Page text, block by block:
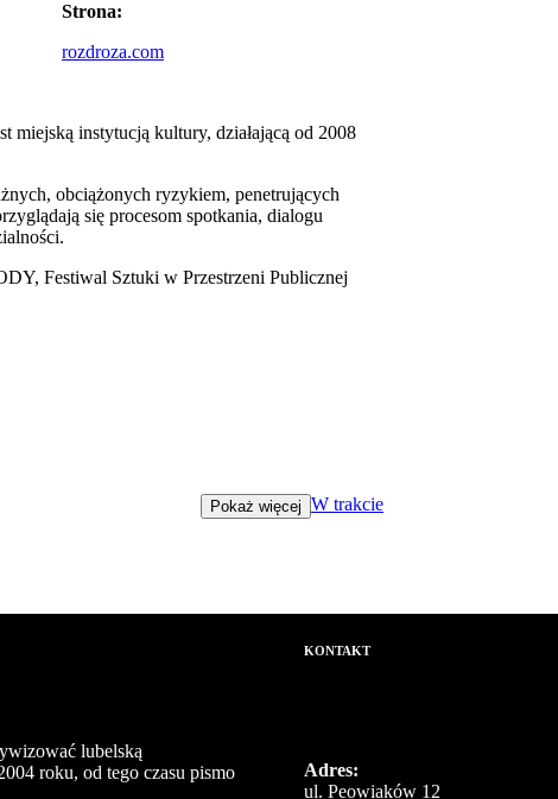
Strona:
rozdroza.com
instytucją kultury, działającą od 2008
obciążonych ryzykiem, penetrujących
się procesom spotkania, dialogu
Festiwal Sztuki w Przestrzeni Publicznej
Pokaż więcej W trakcie
lubelską
roku, od tego czasu pismo
KONTAKT
Adres:
ul. Peowiaków 12